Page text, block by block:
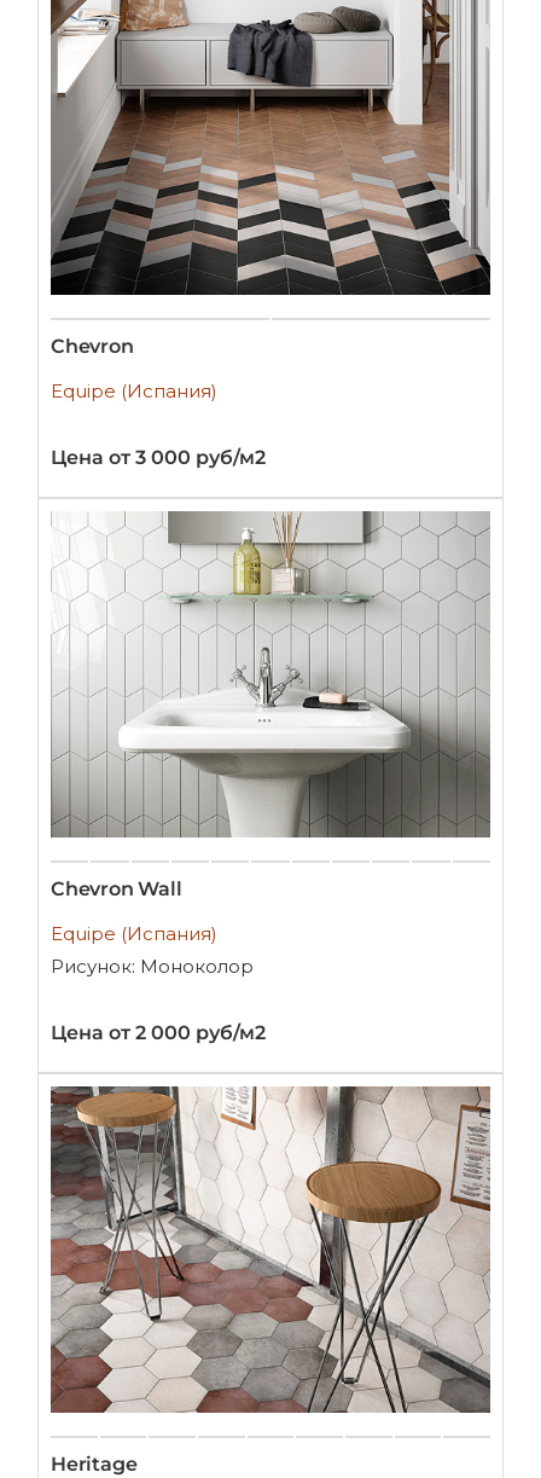
Chevron
Equipe (Испания)
Цена от 3 000 руб/м2
Chevron Wall
Equipe (Испания)
Рисунок: Моноколор
Цена от 2 000 руб/м2
Heritage